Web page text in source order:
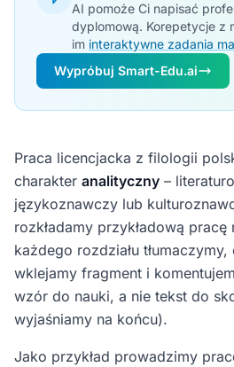
AI pomoże Ci napisać
dyplomową. Korepetycje z
im interaktywne zadania
Wypróbuj Smart-Edu.ai
Praca licencjacka z filologii
charakter analityczny –
językoznawczy lub
rozkładamy przykładową pracę
każdego rozdziału
wklejamy fragment i
wzór do nauki, a nie tekst do
wyjaśniamy na końcu).
Jako przykład prowadzimy